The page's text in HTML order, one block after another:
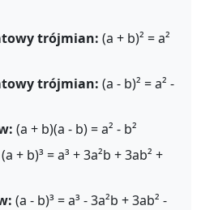
trójmian: (a + b)² = a²
trójmian: (a - b)² = a² -
(a + b)(a - b) = a² - b²
(a + b)³ = a³ + 3a²b + 3ab² +
(a - b)³ = a³ - 3a²b + 3ab² -